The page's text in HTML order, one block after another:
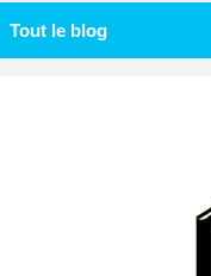
Tout le blog